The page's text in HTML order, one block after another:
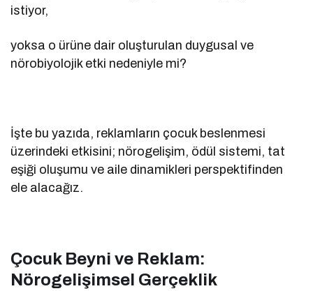
istiyor,
yoksa o ürüne dair oluşturulan duygusal ve
nörobiyolojik etki nedeniyle mi?
İşte bu yazıda, reklamların çocuk beslenmesi
üzerindeki etkisini; nörogelişim, ödül sistemi, tat
eşiği oluşumu ve aile dinamikleri perspektifinden
ele alacağız.
Çocuk Beyni ve Reklam:
Nörogelişimsel Gerçeklik